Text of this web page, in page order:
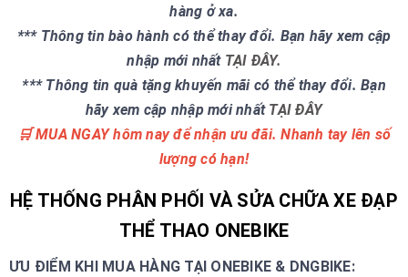
hàng ở xa.
*** Thông tin bào hành có thể thay đổi. Bạn hãy xem cập
nhập mới nhất TẠI ĐÂY.
*** Thông tin quà tặng khuyến mãi có thể thay đổi. Bạn
hãy xem cập nhập mới nhất TẠI ĐÂY
🛒 MUA NGAY hôm nay để nhận ưu đãi. Nhanh tay lên số
lượng có hạn!
HỆ THỐNG PHÂN PHỐI VÀ SỬA CHỮA XE ĐẠP
THỂ THAO ONEBIKE
ƯU ĐIỂM KHI MUA HÀNG TẠI ONEBIKE & DNGBIKE: